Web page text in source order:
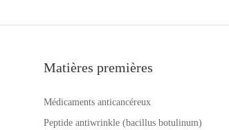
Matières premières
Médicaments anticancéreux
Peptide antiwrinkle (bacillus botulinum)